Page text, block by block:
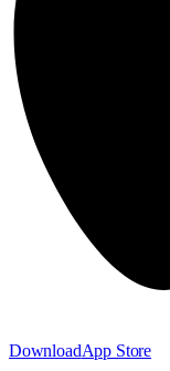
DownloadApp Store